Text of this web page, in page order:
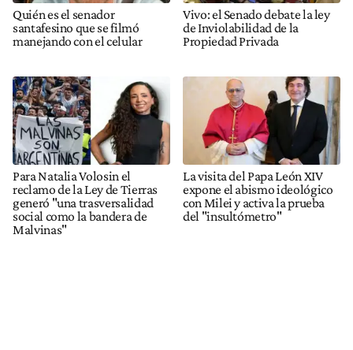
Quién es el senador
santafesino que se filmó
manejando con el celular
Vivo: el Senado debate la ley
de Inviolabilidad de la
Propiedad Privada
Para Natalia Volosin el
reclamo de la Ley de Tierras
generó "una trasversalidad
social como la bandera de
Malvinas"
La visita del Papa León XIV
expone el abismo ideológico
con Milei y activa la prueba
del "insultómetro"